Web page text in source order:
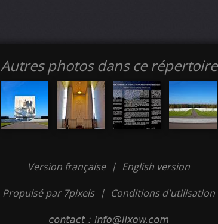
Autres photos dans ce répertoire
Version française | English version
Propulsé par 7pixels | Conditions d'utilisation